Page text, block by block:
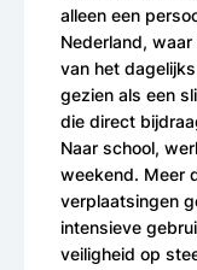
alleen een
Nederland,
van het
gezien als een
die direct
Naar school,
weekend. Meer
verplaatsingen
intensieve
veiligheid op